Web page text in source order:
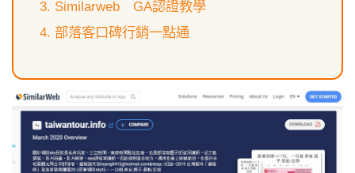
Similarweb GA認證教學
部落客口碑行銷一點通